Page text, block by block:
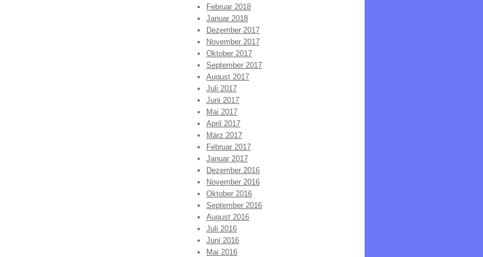
Februar 2018
Januar 2018
Dezember 2017
November 2017
Oktober 2017
September 2017
August 2017
Juli 2017
Juni 2017
Mai 2017
April 2017
März 2017
Februar 2017
Januar 2017
Dezember 2016
November 2016
Oktober 2016
September 2016
August 2016
Juli 2016
Juni 2016
Mai 2016